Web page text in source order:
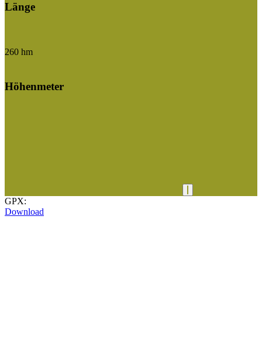
Länge
Höhenmeter
260 hm
GPX:
Download